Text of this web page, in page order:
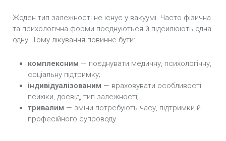
Жоден тип залежності не існує у вакуумі. Часто фізична
та психологічна форми поєднуються й підсилюють одна
одну. Тому лікування повинне бути:
комплексним — поєднувати медичну, психологічну,
соціальну підтримку;
індивідуалізованим — враховувати особливості
психіки, досвід, тип залежності;
тривалим — зміни потребують часу, підтримки й
професійного супроводу.